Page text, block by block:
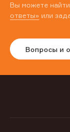
Вы можете
ответы» или
Вопросы и